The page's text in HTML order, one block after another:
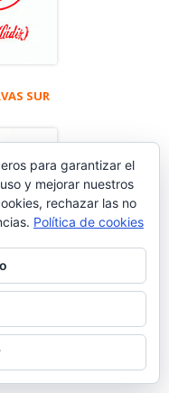
SUR
para garantizar el
y mejorar nuestros
rechazar las no
Política de cookies